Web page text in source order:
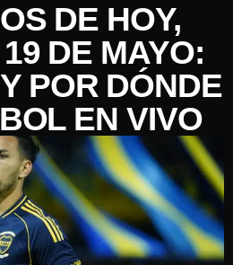
DE HOY,
DE MAYO:
POR DÓNDE
EN VIVO